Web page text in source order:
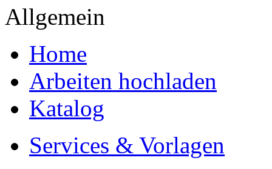
Über uns
Jobs
Presse
Partner + Projekte
Datenschutz
Impressum